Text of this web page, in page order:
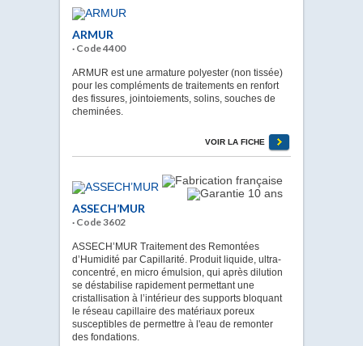
ARMUR
· Code 4400
ARMUR est une armature polyester (non tissée)
pour les compléments de traitements en renfort
des fissures, jointoiements, solins, souches de
cheminées.
VOIR LA FICHE
ASSECH’MUR
· Code 3602
ASSECH’MUR Traitement des Remontées
d’Humidité par Capillarité. Produit liquide, ultra-
concentré, en micro émulsion, qui après dilution
se déstabilise rapidement permettant une
cristallisation à l’intérieur des supports bloquant
le réseau capillaire des matériaux poreux
susceptibles de permettre à l'eau de remonter
des fondations.